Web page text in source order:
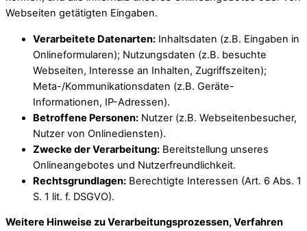
Webseiten getätigten Eingaben.
Verarbeitete Datenarten: Inhaltsdaten (z.B. Eingaben in
Onlineformularen); Nutzungsdaten (z.B. besuchte
Webseiten, Interesse an Inhalten, Zugriffszeiten);
Meta-/Kommunikationsdaten (z.B. Geräte-
Informationen, IP-Adressen).
Betroffene Personen: Nutzer (z.B. Webseitenbesucher,
Nutzer von Onlinediensten).
Zwecke der Verarbeitung: Bereitstellung unseres
Onlineangebotes und Nutzerfreundlichkeit.
Rechtsgrundlagen: Berechtigte Interessen (Art. 6 Abs. 1
S. 1 lit. f. DSGVO).
Weitere Hinweise zu Verarbeitungsprozessen, Verfahren